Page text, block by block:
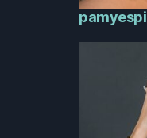
pamyespi